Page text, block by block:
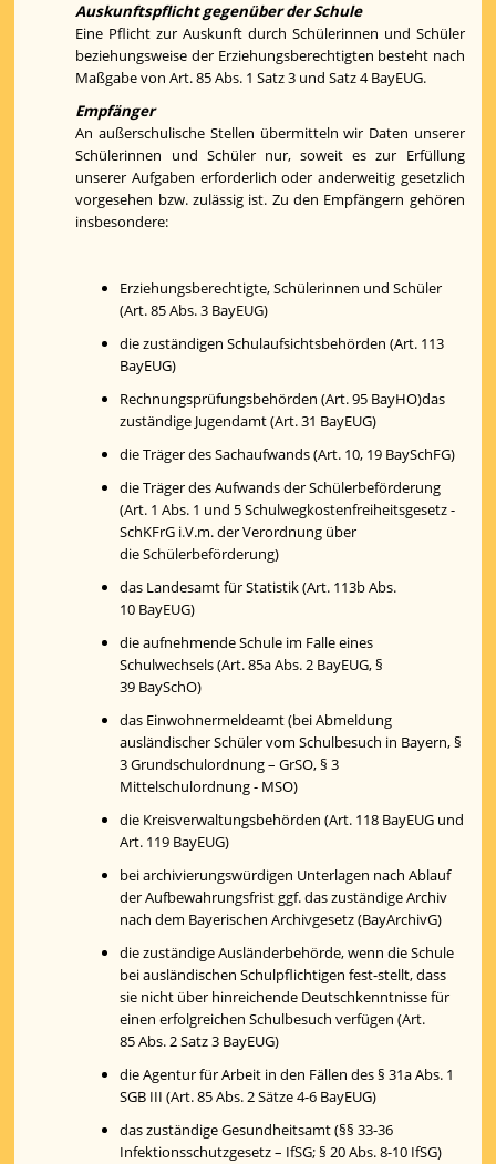
Auskunftspflicht gegenüber der Schule
Eine Pflicht zur Auskunft durch Schülerinnen und Schüler
beziehungsweise der Erziehungsberechtigten besteht nach
Maßgabe von Art. 85 Abs. 1 Satz 3 und Satz 4 BayEUG.
Empfänger
An außerschulische Stellen übermitteln wir Daten unserer
Schülerinnen und Schüler nur, soweit es zur Erfüllung
unserer Aufgaben erforderlich oder anderweitig gesetzlich
vorgesehen bzw. zulässig ist. Zu den Empfängern gehören
insbesondere:
Erziehungsberechtigte, Schülerinnen und Schüler
(Art. 85 Abs. 3 BayEUG)
die zuständigen Schulaufsichtsbehörden (Art. 113
BayEUG)
Rechnungsprüfungsbehörden (Art. 95 BayHO)das
zuständige Jugendamt (Art. 31 BayEUG)
die Träger des Sachaufwands (Art. 10, 19 BaySchFG)
die Träger des Aufwands der Schülerbeförderung
(Art. 1 Abs. 1 und 5 Schulwegkostenfreiheitsgesetz -
SchKFrG i.V.m. der Verordnung über
die Schülerbeförderung)
das Landesamt für Statistik (Art. 113b Abs.
10 BayEUG)
die aufnehmende Schule im Falle eines
Schulwechsels (Art. 85a Abs. 2 BayEUG, §
39 BaySchO)
das Einwohnermeldeamt (bei Abmeldung
ausländischer Schüler vom Schulbesuch in Bayern, §
3 Grundschulordnung – GrSO, § 3
Mittelschulordnung - MSO)
die Kreisverwaltungsbehörden (Art. 118 BayEUG und
Art. 119 BayEUG)
bei archivierungswürdigen Unterlagen nach Ablauf
der Aufbewahrungsfrist ggf. das zuständige Archiv
nach dem Bayerischen Archivgesetz (BayArchivG)
die zuständige Ausländerbehörde, wenn die Schule
bei ausländischen Schulpflichtigen fest-stellt, dass
sie nicht über hinreichende Deutschkenntnisse für
einen erfolgreichen Schulbesuch verfügen (Art.
85 Abs. 2 Satz 3 BayEUG)
die Agentur für Arbeit in den Fällen des § 31a Abs. 1
SGB III (Art. 85 Abs. 2 Sätze 4-6 BayEUG)
das zuständige Gesundheitsamt (§§ 33-36
Infektionsschutzgesetz – IfSG; § 20 Abs. 8-10 IfSG)